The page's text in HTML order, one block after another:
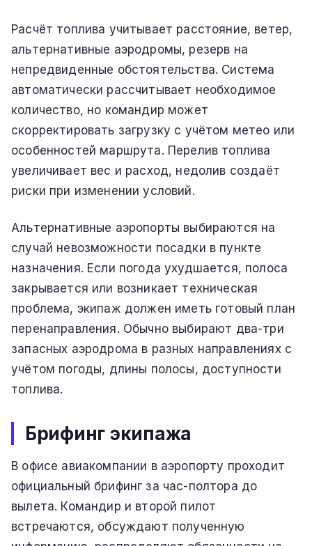
Расчёт топлива учитывает расстояние, ветер,
альтернативные аэродромы, резерв на
непредвиденные обстоятельства. Система
автоматически рассчитывает необходимое
количество, но командир может
скорректировать загрузку с учётом метео или
особенностей маршрута. Перелив топлива
увеличивает вес и расход, недолив создаёт
риски при изменении условий.
Альтернативные аэропорты выбираются на
случай невозможности посадки в пункте
назначения. Если погода ухудшается, полоса
закрывается или возникает техническая
проблема, экипаж должен иметь готовый план
перенаправления. Обычно выбирают два-три
запасных аэродрома в разных направлениях с
учётом погоды, длины полосы, доступности
топлива.
Брифинг экипажа
В офисе авиакомпании в аэропорту проходит
официальный брифинг за час-полтора до
вылета. Командир и второй пилот
встречаются, обсуждают полученную